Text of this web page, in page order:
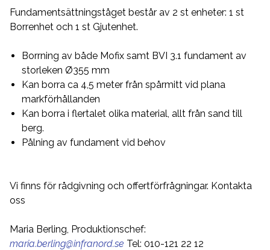
Fundamentsättningståget består av 2 st enheter: 1 st
Borrenhet och 1 st Gjutenhet.
Borrning av både Mofix samt BVI 3.1 fundament av
storleken Ø355 mm
Kan borra ca 4,5 meter från spårmitt vid plana
markförhållanden
Kan borra i flertalet olika material, allt från sand till
berg.
Pålning av fundament vid behov
Vi finns för rådgivning och offertförfrågningar. Kontakta
oss
Maria Berling, Produktionschef:
maria.berling@infranord.se Tel: 010-121 22 12